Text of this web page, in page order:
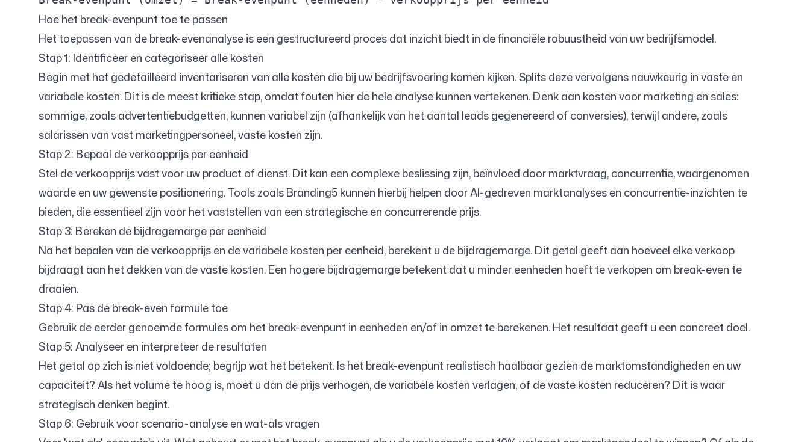
Hoe het break-evenpunt toe te passen
Het toepassen van de break-evenanalyse is een gestructureerd proces dat inzicht biedt in de financiële robuustheid van uw bedrijfsmodel.
Stap 1: Identificeer en categoriseer alle kosten
Begin met het gedetailleerd inventariseren van alle kosten die bij uw bedrijfsvoering komen kijken. Splits deze vervolgens nauwkeurig in vaste en
variabele kosten. Dit is de meest kritieke stap, omdat fouten hier de hele analyse kunnen vertekenen. Denk aan kosten voor marketing en sales:
sommige, zoals advertentiebudgetten, kunnen variabel zijn (afhankelijk van het aantal leads gegenereerd of conversies), terwijl andere, zoals
salarissen van vast marketingpersoneel, vaste kosten zijn.
Stap 2: Bepaal de verkoopprijs per eenheid
Stel de verkoopprijs vast voor uw product of dienst. Dit kan een complexe beslissing zijn, beïnvloed door marktvraag, concurrentie, waargenomen
waarde en uw gewenste positionering. Tools zoals Branding5 kunnen hierbij helpen door AI-gedreven marktanalyses en concurrentie-inzichten te
bieden, die essentieel zijn voor het vaststellen van een strategische en concurrerende prijs.
Stap 3: Bereken de bijdragemarge per eenheid
Na het bepalen van de verkoopprijs en de variabele kosten per eenheid, berekent u de bijdragemarge. Dit getal geeft aan hoeveel elke verkoop
bijdraagt aan het dekken van de vaste kosten. Een hogere bijdragemarge betekent dat u minder eenheden hoeft te verkopen om break-even te
draaien.
Stap 4: Pas de break-even formule toe
Gebruik de eerder genoemde formules om het break-evenpunt in eenheden en/of in omzet te berekenen. Het resultaat geeft u een concreet doel.
Stap 5: Analyseer en interpreteer de resultaten
Het getal op zich is niet voldoende; begrijp wat het betekent. Is het break-evenpunt realistisch haalbaar gezien de marktomstandigheden en uw
capaciteit? Als het volume te hoog is, moet u dan de prijs verhogen, de variabele kosten verlagen, of de vaste kosten reduceren? Dit is waar
strategisch denken begint.
Stap 6: Gebruik voor scenario-analyse en wat-als vragen